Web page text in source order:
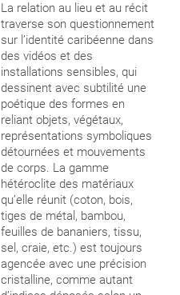
La relation au lieu et au récit
traverse son questionnement
sur l’identité caribéenne dans
des vidéos et des
installations sensibles, qui
dessinent avec subtilité une
poétique des formes en
reliant objets, végétaux,
représentations symboliques
détournées et mouvements
de corps. La gamme
hétéroclite des matériaux
qu’elle réunit (coton, bois,
tiges de métal, bambou,
feuilles de bananiers, tissu,
sel, craie, etc.) est toujours
agencée avec une précision
cristalline, comme autant